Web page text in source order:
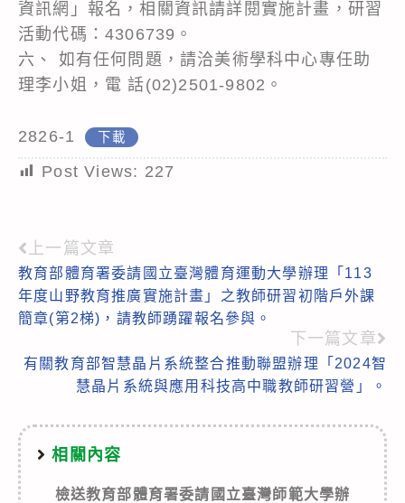
資訊網」報名，相關資訊請詳閱實施計畫，研習
活動代碼：4306739。
六、 如有任何問題，請洽美術學科中心專任助
理李小姐，電 話(02)2501-9802。
2826-1 下載
Post Views: 227
Read
more
articles
上一篇文章
教育部體育署委請國立臺灣體育運動大學辦理「113
年度山野教育推廣實施計畫」之教師研習初階戶外課
簡章(第2梯)，請教師踴躍報名參與。
下一篇文章
有關教育部智慧晶片系統整合推動聯盟辦理「2024智
慧晶片系統與應用科技高中職教師研習營」。
相關內容
檢送教育部體育署委請國立臺灣師範大學辦